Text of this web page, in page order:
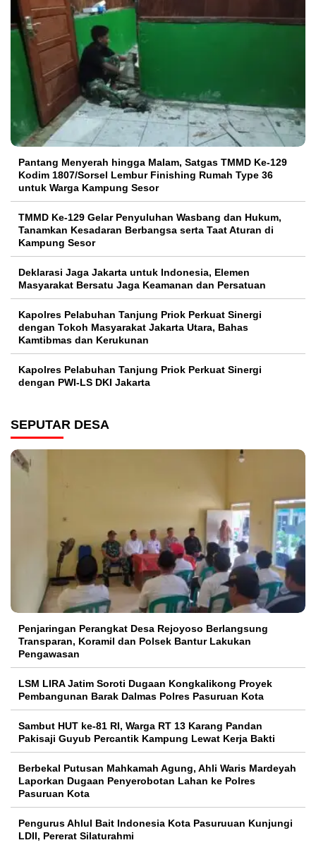
Pantang Menyerah hingga Malam, Satgas TMMD Ke-129
Kodim 1807/Sorsel Lembur Finishing Rumah Type 36
untuk Warga Kampung Sesor
TMMD Ke-129 Gelar Penyuluhan Wasbang dan Hukum,
Tanamkan Kesadaran Berbangsa serta Taat Aturan di
Kampung Sesor
Deklarasi Jaga Jakarta untuk Indonesia, Elemen
Masyarakat Bersatu Jaga Keamanan dan Persatuan
Kapolres Pelabuhan Tanjung Priok Perkuat Sinergi
dengan Tokoh Masyarakat Jakarta Utara, Bahas
Kamtibmas dan Kerukunan
Kapolres Pelabuhan Tanjung Priok Perkuat Sinergi
dengan PWI-LS DKI Jakarta
SEPUTAR DESA
Penjaringan Perangkat Desa Rejoyoso Berlangsung
Transparan, Koramil dan Polsek Bantur Lakukan
Pengawasan
LSM LIRA Jatim Soroti Dugaan Kongkalikong Proyek
Pembangunan Barak Dalmas Polres Pasuruan Kota
Sambut HUT ke-81 RI, Warga RT 13 Karang Pandan
Pakisaji Guyub Percantik Kampung Lewat Kerja Bakti
Berbekal Putusan Mahkamah Agung, Ahli Waris Mardeyah
Laporkan Dugaan Penyerobotan Lahan ke Polres
Pasuruan Kota
Pengurus Ahlul Bait Indonesia Kota Pasuruuan Kunjungi
LDII, Pererat Silaturahmi